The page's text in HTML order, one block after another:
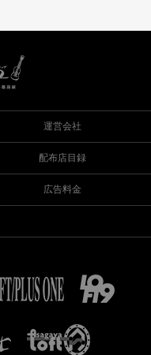
運営会社
配布店目録
広告料金